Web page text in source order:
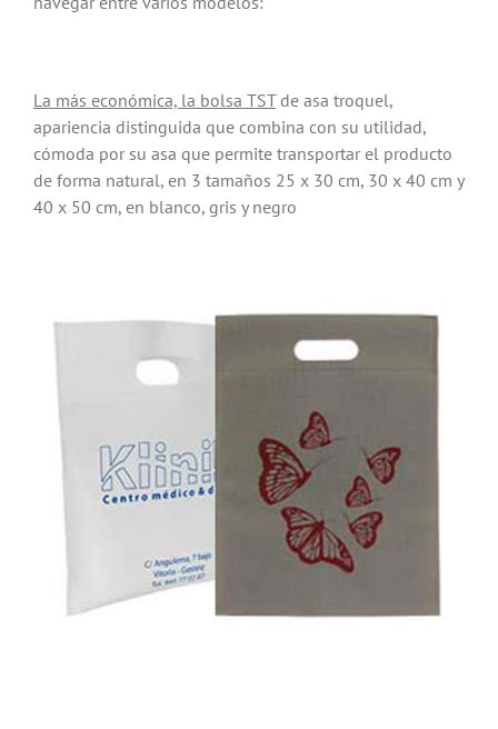
La más económica, la bolsa TSTde asa troquel,
apariencia distinguida que combina con su utilidad,
cómoda por su asa que permite transportar el producto
de forma natural, en 3 tamaños 25 x 30 cm, 30 x 40 cm y
40 x 50 cm, en blanco, gris y negro